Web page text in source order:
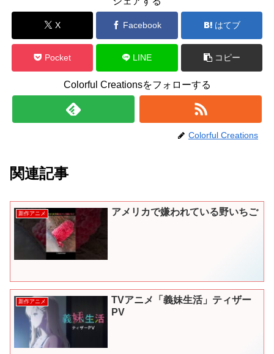
X Facebook はてブ
Pocket LINE コピー
Colorful Creationsをフォローする
Colorful Creations
関連記事
新作アニメ アメリカで嫌われている野いちご
新作アニメ
TVアニメ「義妹生活」ティザー
PV